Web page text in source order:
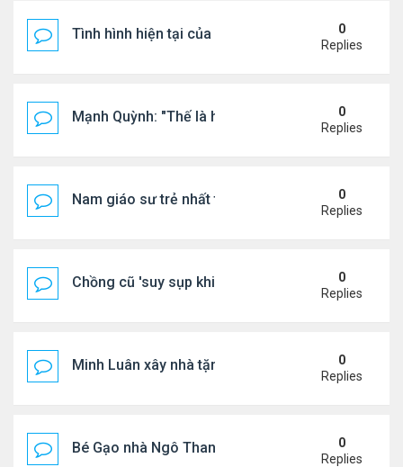
Tình hình hiện tại của Quang Lê
0
Replies
Mạnh Quỳnh: "Thế là hết"
0
Replies
Nam giáo sư trẻ nhất thế giới ở tuổi 18
0
Replies
Chồng cũ 'suy sụp khi biết tin Nicole Kidman có
0
Replies
Minh Luân xây nhà tặng cha mẹ
0
Replies
Bé Gạo nhà Ngô Thanh Vân dễ thương trong tiệc
0
Replies